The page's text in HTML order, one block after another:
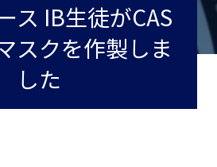
ス IB生徒がCAS
スクを作製しま
した